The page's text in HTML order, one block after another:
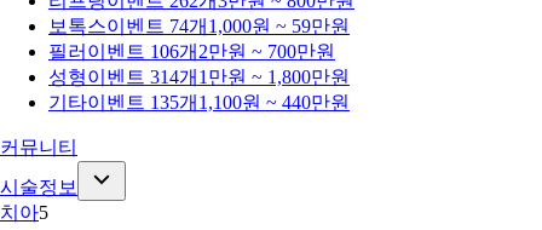
보톡스이벤트 74개 1,000원 ~ 59만원
필러 이벤트 106개 2만원 ~ 700만원
성형이벤트 314개 1만원 ~ 1,800만원
기타이벤트 135개 1,100원 ~ 440만원
커뮤니티
시술정보
치아5